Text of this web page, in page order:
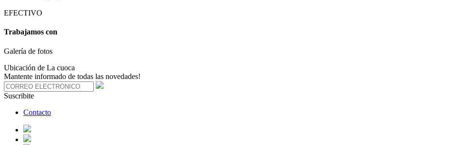
EFECTIVO
Trabajamos con
Galería de fotos
Ubicación de La cuoca
Mantente informado de todas las novedades!
Suscribite
Contacto